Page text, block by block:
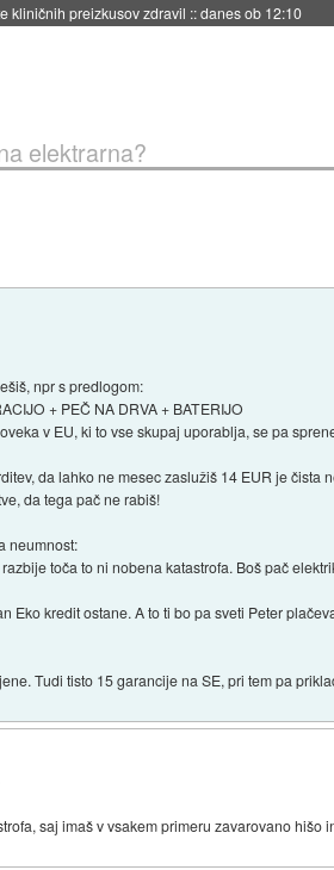
SSD-jev za naslednji dve leti::danes ob 11:37
elektrarna?
npr s predlogom:
+ PEČ NA DRVA + BATERIJO
v EU, ki to vse skupaj uporablja, se pa
da lahko ne mesec zaslužiš 14 EUR je
da tega pač ne rabiš!
neumnost:
toča to ni nobena katastrofa. Boš pač
Eko kredit ostane. A to ti bo pa sveti Peter
Tudi tisto 15 garancije na SE, pri tem pa
saj imaš v vsakem primeru zavarovano hišo